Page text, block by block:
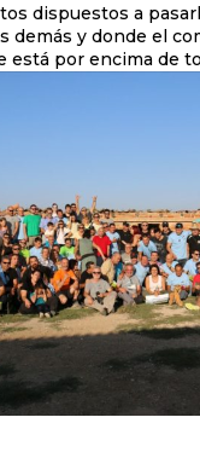
dispuestos a
demás y donde el
está por encima de